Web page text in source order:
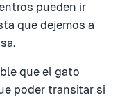
pueden ir
que dejemos a
que el gato
poder transitar si